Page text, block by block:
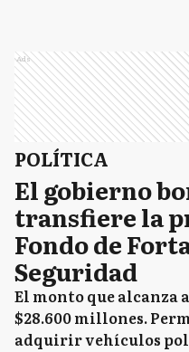
Ads
POLÍTICA
El gobierno
transfiere la
Fondo de
Seguridad
El monto que alcanza
$28.600 millones.
adquirir vehículos